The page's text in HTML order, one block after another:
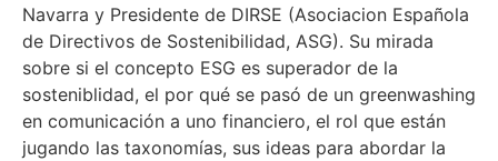
Navarra y Presidente de DIRSE (Asociacion Española
de Directivos de Sostenibilidad, ASG). Su mirada
sobre si el concepto ESG es superador de la
sosteniblidad, el por qué se pasó de un greenwashing
en comunicación a uno financiero, el rol que están
jugando las taxonomías, sus ideas para abordar la